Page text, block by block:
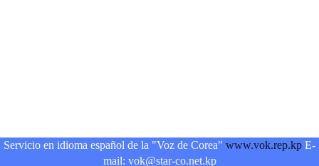
Servicio en idioma español de la "Voz de Corea" www.vok.rep.kp E-
mail: vok@star-co.net.kp